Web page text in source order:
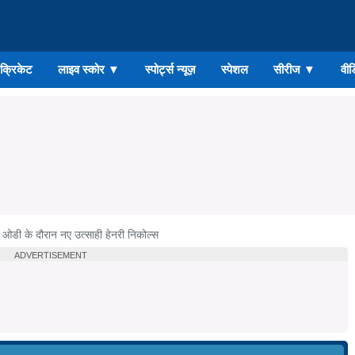
लाइव स्कोर ▼ स्पोर्ट्स न्यूज़ स्पेशल सीरीज ▼
के दौरान नए उत्साही हेनरी निकोल्स
ADVERTISEMENT